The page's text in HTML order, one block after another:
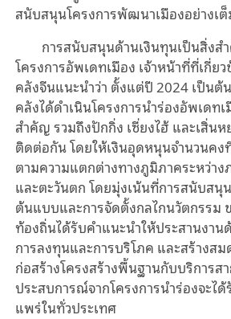
สนับสนุนโครงการพัฒนาเมืองอย่างเ
การสนับสนุนด้านเงินทุนเป็นสิ่งส
โครงการอัพเดทเมือง เจ้าหน้าที่ที่เกี่ย
คลังจีนแนะนำว่า ตั้งแต่ปี 2024 เป็นต้
คลังได้ดำเนินโครงการนำร่องอัพเดทเ
สำคัญ รวมถึงปักกิ่ง เซี่ยงไฮ้ และเสิ่นห
ติดต่อกัน โดยให้เงินอุดหนุนจำนวนคง
ตามความแตกต่างทางภูมิภาคระหว่าง
และตะวันตก โดยมุ่งเน้นที่การสนับสนุ
ต้นแบบและการจัดตั้งกลไกนวัตกรรม
ท้องถิ่นได้รับคำแนะนำให้ประสานงาน
การลงทุนและการบริโภค และสร้างสม
ก่อสร้างโครงสร้างพื้นฐานกับบริการส
ประสบการณ์จากโครงการนำร่องจะไ
แพร่ในทั่วประเทศ